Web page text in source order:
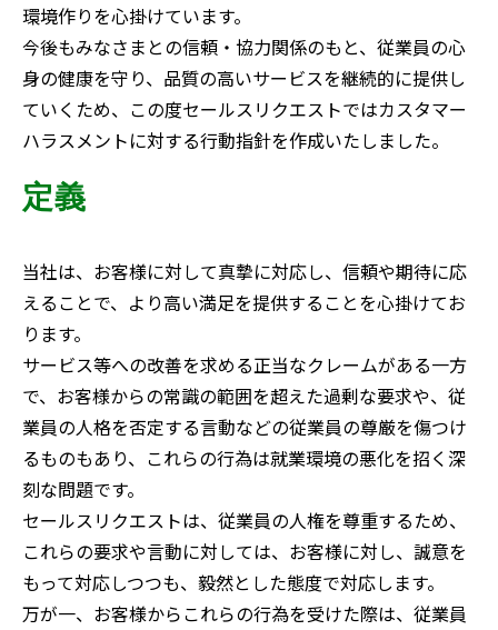
環境作りを心掛けています。
今後もみなさまとの信頼・協力関係のもと、従業員の心
身の健康を守り、品質の高いサービスを継続的に提供し
ていくため、この度セールスリクエストではカスタマー
ハラスメントに対する行動指針を作成いたしました。
定義
当社は、お客様に対して真摯に対応し、信頼や期待に応
えることで、より高い満足を提供することを心掛けてお
ります。
サービス等への改善を求める正当なクレームがある一方
で、お客様からの常識の範囲を超えた過剰な要求や、従
業員の人格を否定する言動などの従業員の尊厳を傷つけ
るものもあり、これらの行為は就業環境の悪化を招く深
刻な問題です。
セールスリクエストは、従業員の人権を尊重するため、
これらの要求や言動に対しては、お客様に対し、誠意を
もって対応しつつも、毅然とした態度で対応します。
万が一、お客様からこれらの行為を受けた際は、従業員